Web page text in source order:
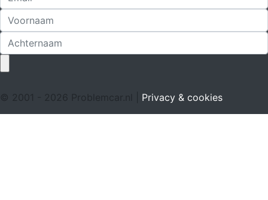
© 2001 - 2026 Problemcar.nl | Privacy & cookies